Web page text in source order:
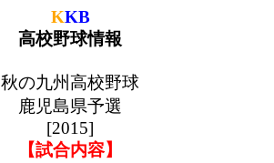
KKB
高校野球情報
秋の九州高校野球
鹿児島県予選
[2015]
【試合内容】